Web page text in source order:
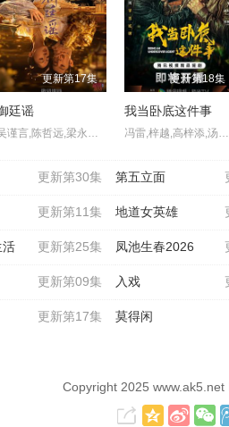
更新第17集
廷谣
更新第18集
我当卧底这件事
更新第30集 第五立面
更新第11集 地道女英雄
更新第25集
活 凤池生春2026
更新第09集 入戏
更新第17集 莫得闲
Copyright2025 www.ak5.net